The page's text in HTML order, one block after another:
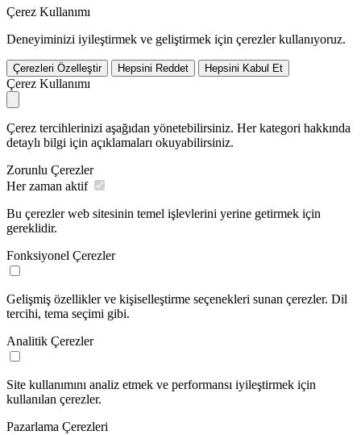
Çerez Kullanımı
Deneyiminizi iyileştirmek ve geliştirmek için çerezler kullanıyoruz.
Çerezleri Özelleştir Hepsini Reddet Hepsini Kabul Et
Çerez Kullanımı
Çerez tercihlerinizi aşağıdan yönetebilirsiniz. Her kategori hakkında
detaylı bilgi için açıklamaları okuyabilirsiniz.
Zorunlu Çerezler
Her zaman aktif
Bu çerezler web sitesinin temel işlevlerini yerine getirmek için
gereklidir.
Fonksiyonel Çerezler
Gelişmiş özellikler ve kişiselleştirme seçenekleri sunan çerezler. Dil
tercihi, tema seçimi gibi.
Analitik Çerezler
Site kullanımını analiz etmek ve performansı iyileştirmek için
kullanılan çerezler.
Pazarlama Çerezleri